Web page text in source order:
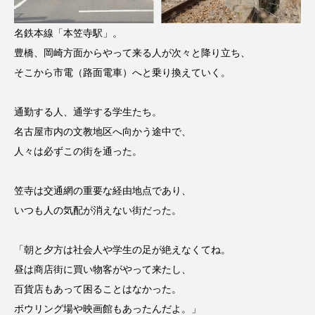
名鉄本線「本笠寺駅」。
豊橋、岡崎方面からやって来る人が次々と降り立ち、
そこから市電（路面電車）へと乗り換えていく。
通勤する人、通学する学生たち。
名古屋市内の文教地区へ向かう途中で、
人々は必ずこの街を通った。
笠寺は交通網の重要な経由地点であり、
いつも人の気配が消えない街だった。
「朝と夕方は社会人や学生の足が絶えなくてね。
昼は商店街に買い物客がやって来たし、
百貨店もあって困ることはなかった。
ボウリング場や映画館もあったんだよ。」